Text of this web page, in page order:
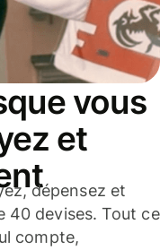
vous
et
dépensez et
40 devises. Tout ce
compte,